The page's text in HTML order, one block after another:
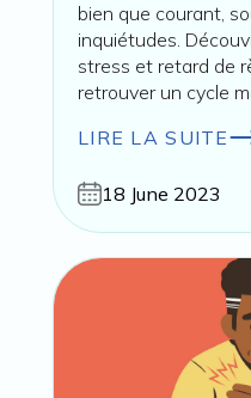
bien que courant,
inquiétudes.
stress et retard de
retrouver un cycle
LIRE LA SUITE
18 June 2023